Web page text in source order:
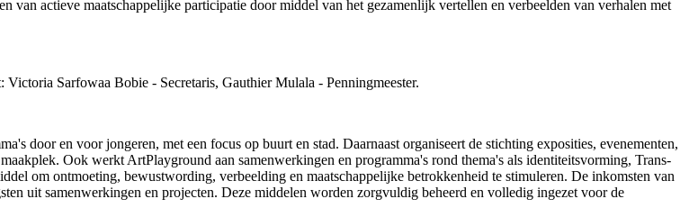
van actieve maatschappelijke participatie door middel van het gezamenlijk vertellen en verbeelden van verhalen met
Sarfowaa Bobie - Secretaris, Gauthier Mulala - Penningmeester.
door en voor jongeren, met een focus op buurt en stad. Daarnaast organiseert de stichting exposities, evenementen,
Ook werkt ArtPlayground aan samenwerkingen en programma's rond thema's als identiteitsvorming, Trans-
om ontmoeting, bewustwording, verbeelding en maatschappelijke betrokkenheid te stimuleren. De inkomsten van
uit samenwerkingen en projecten. Deze middelen worden zorgvuldig beheerd en volledig ingezet voor de